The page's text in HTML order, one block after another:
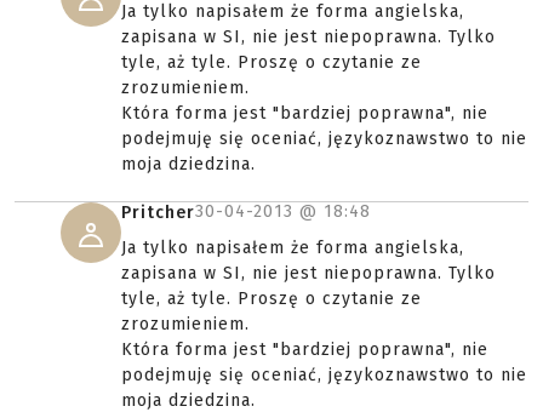
Ja tylko napisałem że forma angielska,
zapisana w SI, nie jest niepoprawna. Tylko
tyle, aż tyle. Proszę o czytanie ze
zrozumieniem.
Która forma jest "bardziej poprawna", nie
podejmuję się oceniać, językoznawstwo to nie
moja dziedzina.
Pritcher30-04-2013 @ 18:48
Ja tylko napisałem że forma angielska,
zapisana w SI, nie jest niepoprawna. Tylko
tyle, aż tyle. Proszę o czytanie ze
zrozumieniem.
Która forma jest "bardziej poprawna", nie
podejmuję się oceniać, językoznawstwo to nie
moja dziedzina.